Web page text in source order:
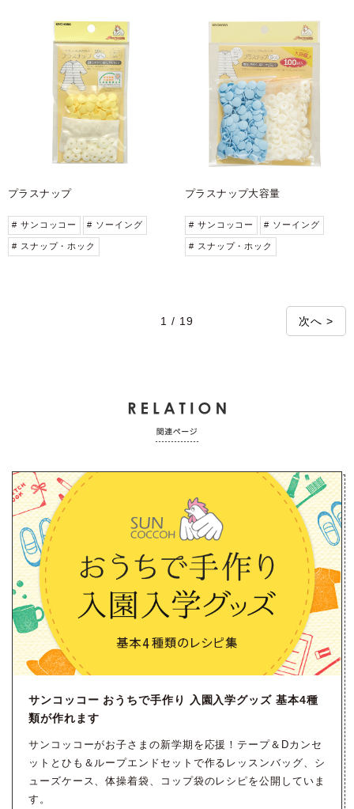
プラスナップ
# サンコッコー # ソーイング
# スナップ・ホック
プラスナップ大容量
# サンコッコー # ソーイング
# スナップ・ホック
1 / 19 次へ >
サンコッコー おうちで手作り 入園入学グッズ 基本4種
類が作れます
サンコッコーがお子さまの新学期を応援！テープ＆Dカンセ
ットとひも＆ループエンドセットで作るレッスンバッグ、シ
ューズケース、体操着袋、コップ袋のレシピを公開していま
す。